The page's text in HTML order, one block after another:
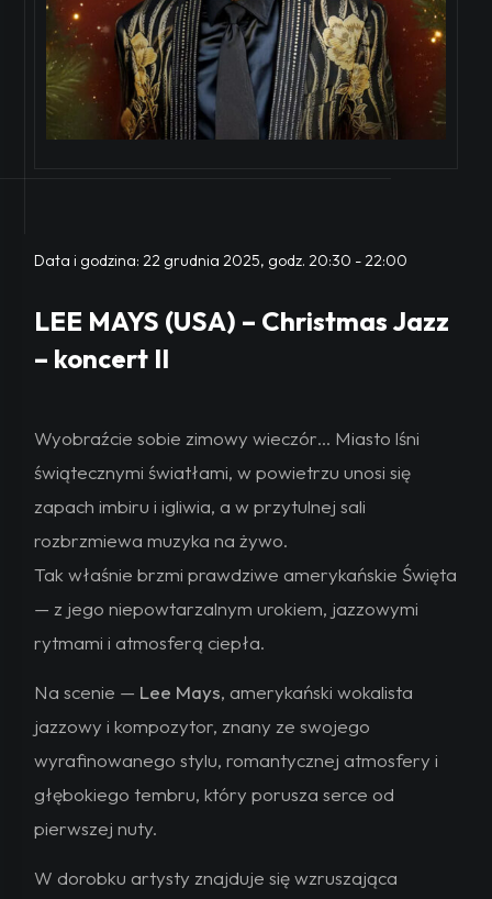
Data i godzina:22 grudnia 2025, godz. 20:30 -22:00
LEE MAYS (USA) – Christmas Jazz
– koncert II
Wyobraźcie sobie zimowy wieczór… Miasto lśni
świątecznymi światłami, w powietrzu unosi się
zapach imbiru i igliwia, a w przytulnej sali
rozbrzmiewa muzyka na żywo.
Tak właśnie brzmiprawdziwe amerykańskie Święta
— z jego niepowtarzalnym urokiem, jazzowymi
rytmami i atmosferą ciepła.
Na scenie — Lee Mays, amerykański wokalista
jazzowy i kompozytor, znany ze swojego
wyrafinowanego stylu, romantycznej atmosfery i
głębokiego tembru, który porusza serce od
pierwszej nuty.
W dorobku artysty znajduje się wzruszająca